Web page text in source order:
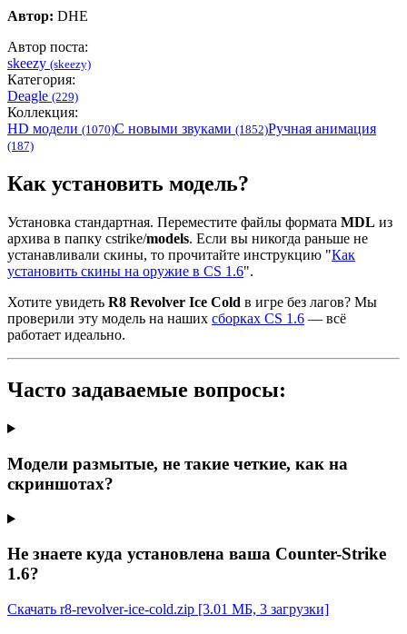
Автор: DHE
Автор поста:
skeezy (skeezy)
Категория:
Deagle (229)
Коллекция:
HD модели (1070)С новыми звуками (1852)Ручная анимация
(187)
Как установить модель?
Установка стандартная. Переместите файлы формата MDL из
архива в папку cstrike/models. Если вы никогда раньше не
устанавливали скины, то прочитайте инструкцию "Как
установить скины на оружие в CS 1.6".
Хотите увидеть R8 Revolver Ice Cold в игре без лагов? Мы
проверили эту модель на наших сборках CS 1.6 — всё
работает идеально.
Часто задаваемые вопросы:
Модели размытые, не такие четкие, как на
скриншотах?
Не знаете куда установлена ваша Counter-Strike
1.6?
Скачать r8-revolver-ice-cold.zip [3.01 МБ, 3 загрузки]